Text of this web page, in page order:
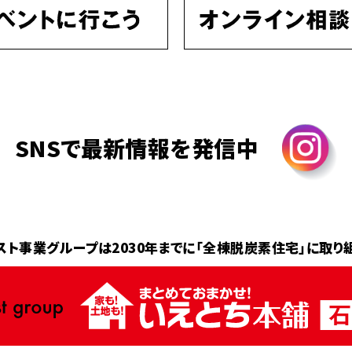
SNSで最新情報を発信中
ト事業グループは2030年までに「全棟脱炭素住宅」に取り